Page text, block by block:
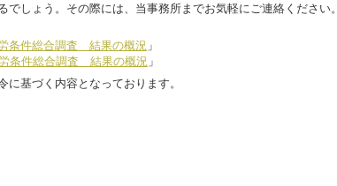
でしょう。その際には、当事務所までお気軽にご連絡ください。
条件総合調査 結果の概況 」
条件総合調査 結果の概況 」
基づく内容となっております。